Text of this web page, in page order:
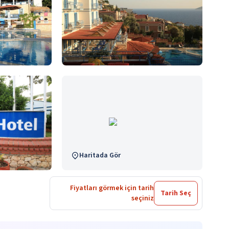
Haritada Gör
Fiyatları görmek için tarih
seçiniz
Tarih Seç